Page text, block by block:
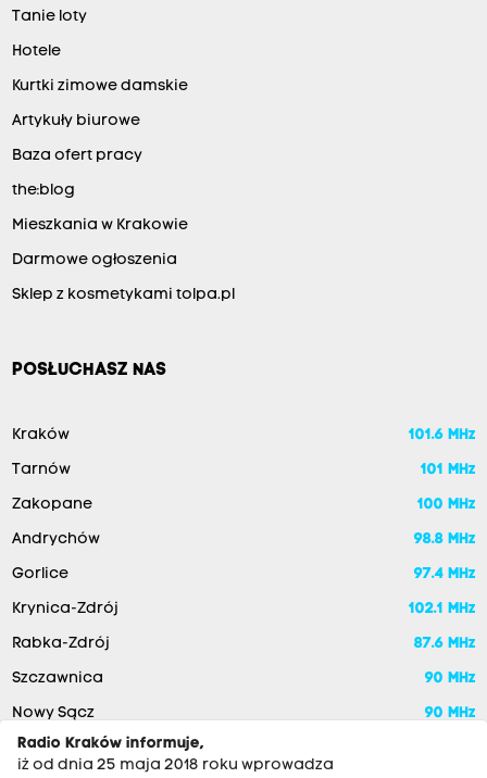
Tanie loty
Hotele
Kurtki zimowe damskie
Artykuły biurowe
Baza ofert pracy
the:blog
Mieszkania w Krakowie
Darmowe ogłoszenia
Sklep z kosmetykami tolpa.pl
POSŁUCHASZ NAS
Kraków 101.6 MHz
Tarnów 101 MHz
Zakopane 100 MHz
Andrychów 98.8 MHz
Gorlice 97.4 MHz
Krynica-Zdrój 102.1 MHz
Rabka-Zdrój 87.6 MHz
Szczawnica 90 MHz
Nowy Sącz
90 MHz
Radio Kraków informuje,
iż od dnia 25 maja 2018 roku wprowadza